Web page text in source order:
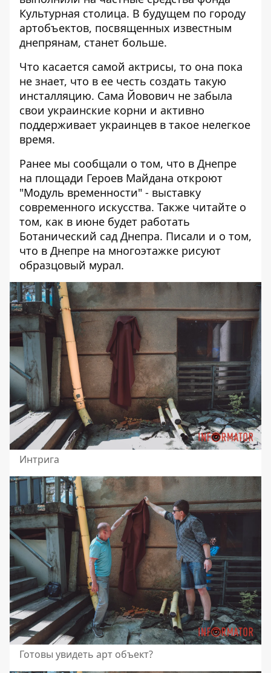
Культурная столица. В будущем по городу
артобъектов, посвященных известным
днепрянам, станет больше.
Что касается самой актрисы, то она пока
не знает, что в ее честь создать такую
инсталляцию. Сама Йовович не забыла
свои украинские корни и активно
поддерживает украинцев в такое нелегкое
время.
Ранее мы сообщали о том, что в Днепре
на площади Героев Майдана откроют
"Модуль временности" - выставку
современного искусства. Также читайте о
том, как в июне будет работать
Ботанический сад Днепра. Писали и о том,
что в Днепре на многоэтажке рисуют
образцовый мурал.
Интрига
Готовы увидеть арт объект?